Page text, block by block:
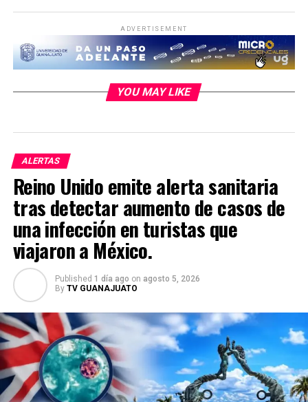
ADVERTISEMENT
YOU MAY LIKE
ALERTAS
Reino Unido emite alerta sanitaria
tras detectar aumento de casos de
una infección en turistas que
viajaron a México.
Published 1 día ago on agosto 5, 2026
By TV GUANAJUATO